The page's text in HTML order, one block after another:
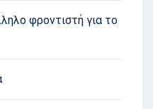
φροντιστή για το